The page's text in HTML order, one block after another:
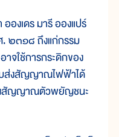
งเดร มารี อองแปร์
๒๓๑๘ ถึงแก่กรรม
จใช้การกระดิกของ
บส่งสัญญาณไฟฟ้าได้
งสัญญาณตัวพยัญชนะ